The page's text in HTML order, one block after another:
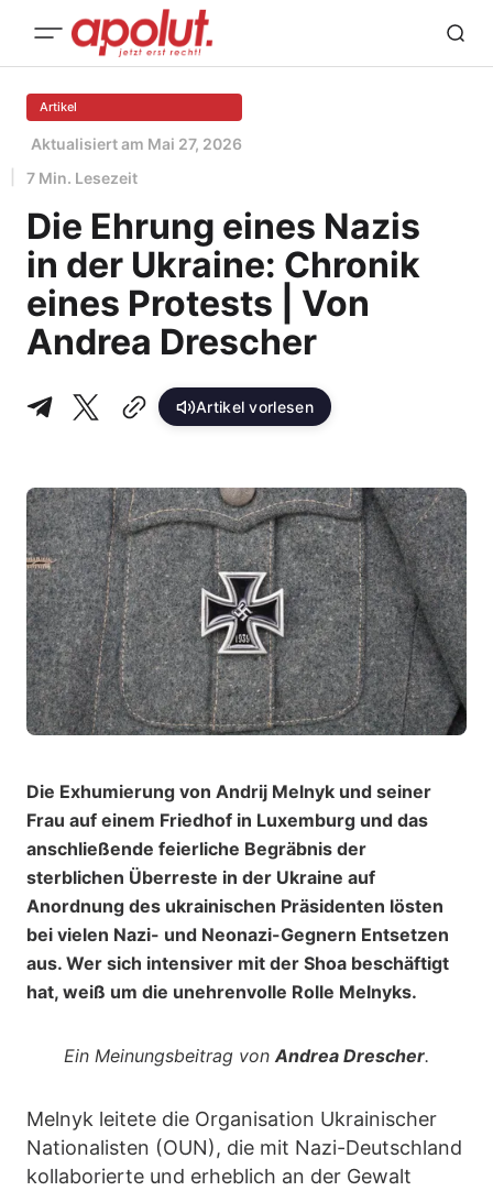
Artikel
Aktualisiert am Mai 27, 2026
7 Min. Lesezeit
Die Ehrung eines Nazis
in der Ukraine: Chronik
eines Protests | Von
Andrea Drescher
Artikel vorlesen
Die Exhumierung von Andrij Melnyk und seiner
Frau auf einem Friedhof in Luxemburg und das
anschließende feierliche Begräbnis der
sterblichen Überreste in der Ukraine auf
Anordnung des ukrainischen Präsidenten lösten
bei vielen Nazi- und Neonazi-Gegnern Entsetzen
aus. Wer sich intensiver mit der Shoa beschäftigt
hat, weiß um die unehrenvolle Rolle Melnyks.
Ein Meinungsbeitrag von Andrea Drescher.
Melnyk leitete die Organisation Ukrainischer
Nationalisten (OUN), die mit Nazi-Deutschland
kollaborierte und erheblich an der Gewalt